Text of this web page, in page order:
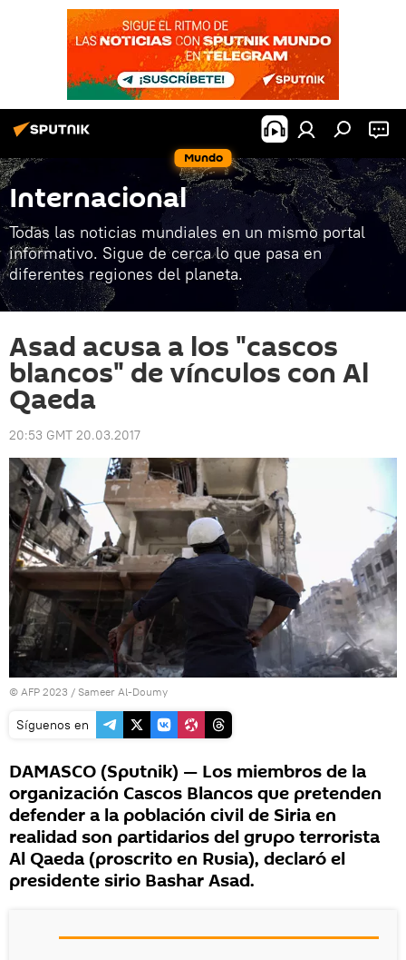
Mundo
Internacional
Todas las noticias mundiales en un mismo portal
informativo. Sigue de cerca lo que pasa en
diferentes regiones del planeta.
Asad acusa a los "cascos
blancos" de vínculos con Al
Qaeda
20:53 GMT 20.03.2017
© AFP 2023 / Sameer Al-Doumy
Síguenos en
DAMASCO (Sputnik) — Los miembros de la
organización Cascos Blancos que pretenden
defender a la población civil de Siria en
realidad son partidarios del grupo terrorista
Al Qaeda (proscrito en Rusia), declaró el
presidente sirio Bashar Asad.